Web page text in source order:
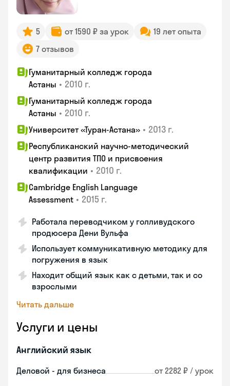
5 от 1590 ₽ за урок
19 лет опыта
7 отзывов
Гуманитарный колледж города
Астаны • 2010 г.
Гуманитарный колледж города
Астаны • 2010 г.
Университет «Туран-Астана» • 2013 г.
Республиканский научно-методический
центр развития ТПО и присвоения
квалификации • 2010 г.
Cambridge English Language
Assessment • 2015 г.
Работала переводчиком у голливудского
продюсера Дени Вульфа
Использует коммуникативную методику для
погружения в язык
Находит общий язык как с детьми, так и со
взрослыми
Читать дальше
Услуги и цены
Английский язык
Деловой - для бизнеса от 2282 ₽ / урок